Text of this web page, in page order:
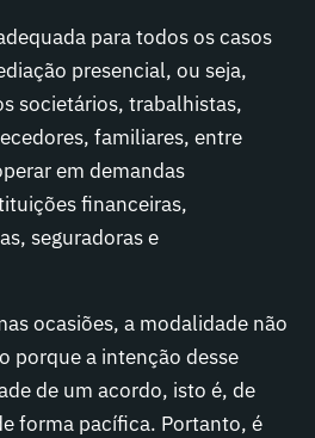
para todos os casos
presencial, ou seja,
societários, trabalhistas,
familiares, entre
em demandas
financeiras,
seguradoras e
ocasiões, a modalidade não
porque a intenção desse
de um acordo, isto é, de
forma pacífica. Portanto, é